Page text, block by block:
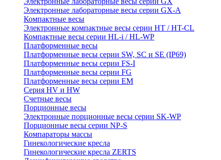
Электронные лабораторные весы серии GX-A
Компактные весы
Электронные компактные весы серии HT / HT-CL
Компактные весы серии HL-i / HL-WP
Платформенные весы
Платформенные весы серии SW, SC и SE (IP69)
Платформенные весы серии FS-I
Платформенные весы серии FG
Платформенные весы серии EM
Серия HV и HW
Счетные весы
Порционные весы
Электронные порционные весы серии SK-WP
Порционные весы серии NP-S
Компараторы массы
Гинекологические кресла
Гинекологические кресла ZERTS